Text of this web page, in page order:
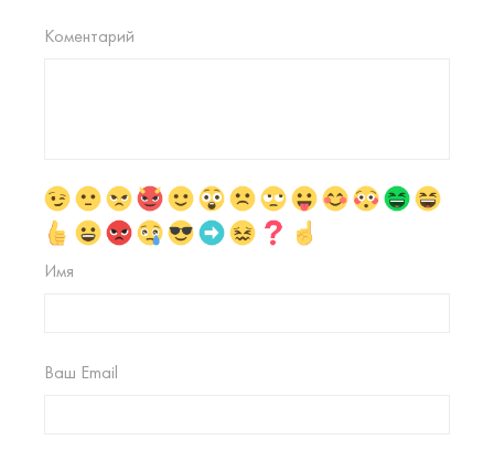
Коментарий
Имя
Ваш Email